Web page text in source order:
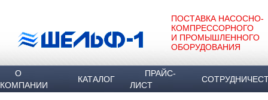
ПОСТАВКА НАСОСНО-
КОМПРЕССОРНОГО
И ПРОМЫШЛЕННОГО
ОБОРУДОВАНИЯ
О
КОМПАНИИ
КАТАЛОГ
ПРАЙС-
ЛИСТ